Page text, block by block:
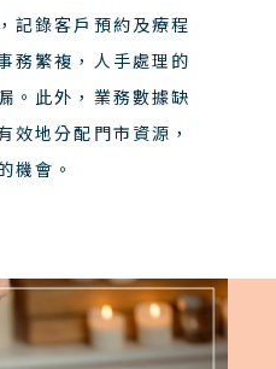
記錄客戶預約及療程
務繁複，人手處理的
。此外，業務數據缺
效地分配門市資源，
機會。